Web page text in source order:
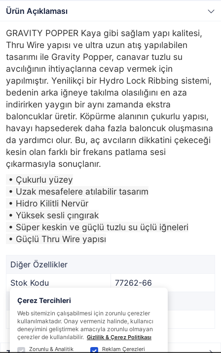
Ürün Açıklaması
GRAVITY POPPER Kaya gibi sağlam yapı kalitesi,
Thru Wire yapısı ve ultra uzun atış yapılabilen
tasarımı ile Gravity Popper, canavar tuzlu su
avcılığının ihtiyaçlarına cevap vermek için
yapılmıştır. Yenilikçi bir Hydro Lock Ribbing sistemi,
bedenin arka iğneye takılma olasılığını en aza
indirirken yaygın bir aynı zamanda ekstra
baloncuklar üretir. Köpürme alanının çukurlu yapısı,
havayı hapsederek daha fazla baloncuk oluşmasına
da yardımcı olur. Bu, aç avcıların dikkatini çekeceği
kesin olan farklı bir frekans patlama sesi
çıkarmasıyla sonuçlanır.
• Çukurlu yüzey
• Uzak mesafelere atılabilir tasarım
• Hidro Kilitli Nervür
• Yüksek sesli çıngırak
• Süper keskin ve güçlü tuzlu su üçlü iğneleri
• Güçlü Thru Wire yapısı
Diğer Özellikler
Stok Kodu
77262-66
Marka
Stok Durumu
Var
Çerez Tercihleri
Web sitemizin çalışabilmesi için zorunlu çerezler
kullanılmaktadır. Onay vermeniz halinde, kullanıcı
deneyimini geliştirmek amacıyla zorunlu olmayan
çerezler de kullanılabilir. Gizlilik & Çerez Politikası
Zorunlu & Analitik
Reklam Çerezleri